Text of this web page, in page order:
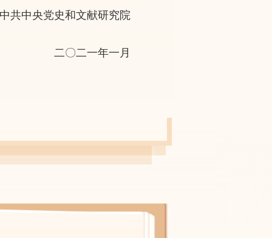
中共中央党史和文献研究院
二〇二一年一月